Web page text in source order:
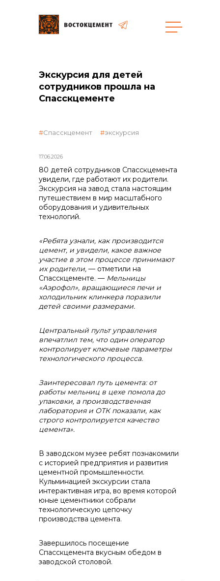
Закупки
общая информация
реализация неликвидов
контакты отдела закупок
Контакты
+7 (423) 234 50 50
info@vostokcement.ru
Экскурсия для детей
сотрудников прошла на
Спасскцементе
17.06.2026
Спасскцемент экскурсия
80 детей сотрудников Спасскцемента
увидели, где работают их родители.
Экскурсия на завод стала настоящим
путешествием в мир масштабного
оборудования и удивительных
технологий.
«Ребята узнали, как производится
цемент, и увидели, какое важное
участие в этом процессе принимают
их родители, — отметили на
Спасскцементе. — Мельницы
«Аэрофол», вращающиеся печи и
холодильник клинкера поразили
детей своими размерами.
Центральный пульт управления
впечатлил тем, что один оператор
контролирует ключевые параметры
технологического процесса.
Заинтересовал путь цемента: от
работы мельниц в цехе помола до
упаковки, а производственная
лаборатория и ОТК показали, как
строго контролируется качество
цемента».
В заводском музее ребят познакомили
с историей предприятия и развития
цементной промышленности.
Кульминацией экскурсии стала
интерактивная игра, во время которой
юные цементники собрали
технологическую цепочку
производства цемента.
Завершилось посещение
Спасскцемента вкусным обедом в
заводской столовой.